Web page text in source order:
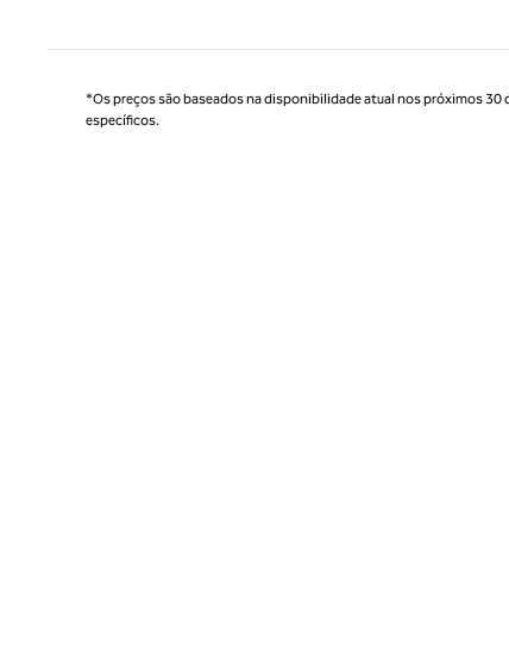
*Os preços são baseados na disponibilidade atual nos próximos
específicos.